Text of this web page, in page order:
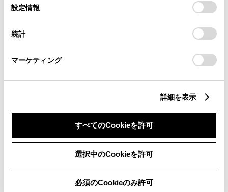
デバイスにすべてのCookie(クッキー)が保存されることに同
意したことになります。Cookie(クッキー)のオプトアウト、
設定の変更、同意を撤回したりするにあたっては、当社の
「Cookie（クッキー）情報の取り扱いについて
」をご覧くだ
設定情報
統計
マーケティング
詳細を表示
すべてのCookieを許可
選択中のCookieを許可
必須のCookieのみ許可
９インチＤＡ・フルセグ・前後ドラレコ・ＢＳＭ・Ｐ
ＶＭ・パワーバックドア・ＴＳＳ・ＰＫＳＢ・ワンオ
ーナ
297
285万円 諸費用 12万円